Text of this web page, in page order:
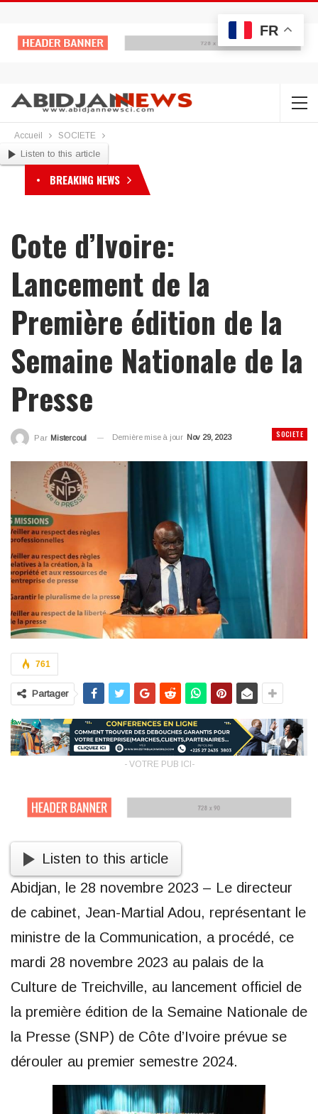
Accueil SOCIETE
Listen to this article
BREAKING NEWS
Cote d’Ivoire:
Lancement de la
Première édition de la
Semaine Nationale de la
Presse
SOCIETE
Par Mistercoul Dernière mise à jour Nov 29, 2023
761
Partager
- VOTRE PUB ICI-
Listen to this article
Abidjan, le 28 novembre 2023 – Le directeur
de cabinet, Jean-Martial Adou, représentant le
ministre de la Communication, a procédé, ce
mardi 28 novembre 2023 au palais de la
Culture de Treichville, au lancement officiel de
la première édition de la Semaine Nationale de
la Presse (SNP) de Côte d’Ivoire prévue se
dérouler au premier semestre 2024.
FR